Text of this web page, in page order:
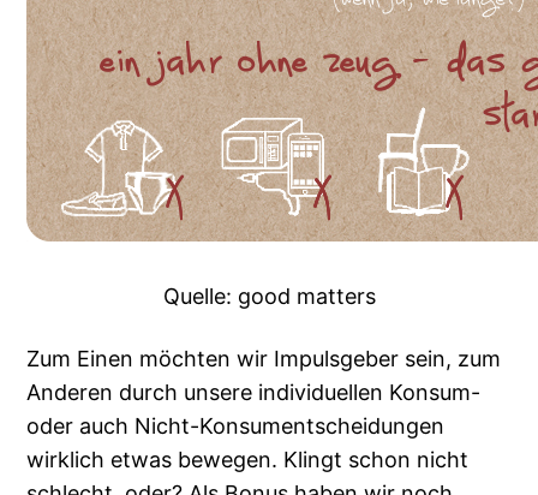
Quelle: good matters
Zum Einen möchten wir Impulsgeber sein, zum
Anderen durch unsere individuellen Konsum-
oder auch Nicht-Konsumentscheidungen
wirklich etwas bewegen. Klingt schon nicht